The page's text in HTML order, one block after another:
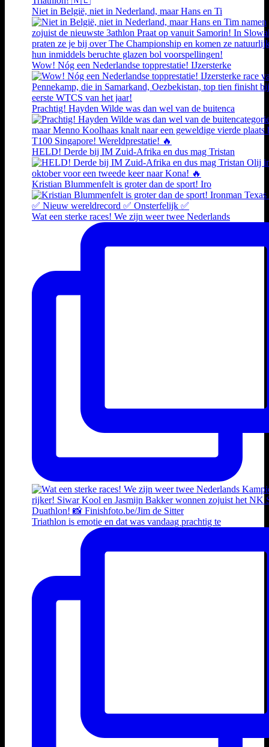
Niet in België, niet in Nederland, maar Hans en Ti
Wow! Nóg een Nederlandse topprestatie! IJzersterke
Prachtig! Hayden Wilde was dan wel van de buitenca
HELD! Derde bij IM Zuid-Afrika en dus mag Tristan
Kristian Blummenfelt is groter dan de sport! Iro
Wat een sterke races! We zijn weer twee Nederlands
Triathlon is emotie en dat was vandaag prachtig te